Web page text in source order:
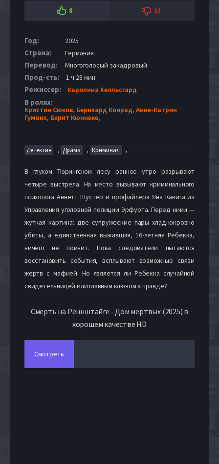
8 13
Год: 2025
Страна: Германия
Перевод: Многоголосый закадровый
Прод-сть: 1 ч 28 мин
Режиссер: Каролина Хелльсгард
В ролях:
Кристин Сюков, Бернхард Конрад, Анне-Катрин
Гуммих, Берит Кюннеке,
Детектив , Драма , Криминал ,
В глухом Тюрингском лесу раннее утро разрывают
четыре выстрела. На место вызывают криминального
психолога Аннетт Шустер и профайлера Яна Кавига из
Управления уголовной полиции Эрфурта. Перед ними —
жуткая картина: две супружеские пары хладнокровно
убиты, а единственная выжившая, 16-летняя Ребекка,
ничего не помнит. Пока следователи пытаются
восстановить события, всплывают возможные связи
жертв с мафией. Но является ли Ребекка случайной
свидетельницей или главным ключом к правде?
Смерть на Реннштайге - Дом мертвых (2025) в
хорошем качестве HD
Смотреть